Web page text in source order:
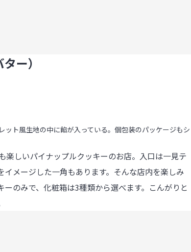
ー）
ト風生地の中に餡が入っている。個包装のパッケージもシ
しいパイナップルクッキーのお店。入口は一見テ
メージした一角もあります。そんな店内を楽しみ
のみで、化粧箱は3種類から選べます。こんがりと